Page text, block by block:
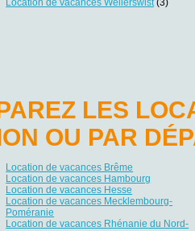
LES
OU PAR
Location de vacances Brême
Location de vacances Hambourg
Location de vacances Hesse
Location de vacances Mecklembourg-
Poméranie
Location de vacances Rhénanie du Nord-